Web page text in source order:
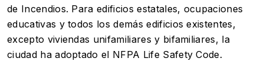
de Incendios. Para edificios estatales, ocupaciones
educativas y todos los demás edificios existentes,
excepto viviendas unifamiliares y bifamiliares, la
ciudad ha adoptado el NFPA Life Safety Code.